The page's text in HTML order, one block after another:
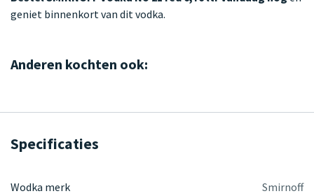
geniet binnenkort van dit vodka.
Anderen kochten ook:
Specificaties
Wodka merk Smirnoff